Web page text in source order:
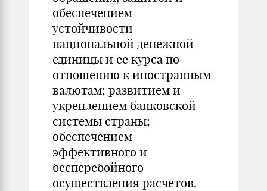
обеспечением
устойчивости
национальной денежной
единицы и ее курса по
отношению к иностранным
валютам; развитием и
укреплением банковской
системы страны;
обеспечением
эффективного и
бесперебойного
осуществления расчетов.